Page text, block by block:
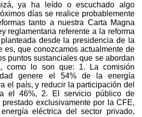
ya ha leído o escuchado algo
días se realice probablemente
tanto a nuestra Carta Magna
reglamentaria referente a la reforma
desde la presidencia de la
es, que conozcamos actualmente de
puntos sustanciales que se abordan
como lo son que: 1. La comisión
genere el 54% de la energía
el país, y reducir la participación del
el 46%, 2. El servicio público de
exclusivamente por la CFE,
eléctrica del sector privado,